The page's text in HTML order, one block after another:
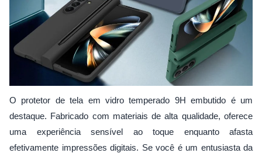
O protetor de tela em vidro temperado 9H embutido é um
destaque. Fabricado com materiais de alta qualidade, oferece
uma experiência sensível ao toque enquanto afasta
efetivamente impressões digitais. Se você é um entusiasta da